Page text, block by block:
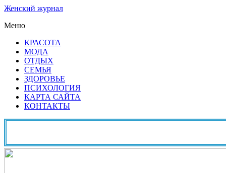
Женский журнал
Меню
КРАСОТА
МОДА
ОТДЫХ
СЕМЬЯ
ЗДОРОВЬЕ
ПСИХОЛОГИЯ
КАРТА САЙТА
КОНТАКТЫ